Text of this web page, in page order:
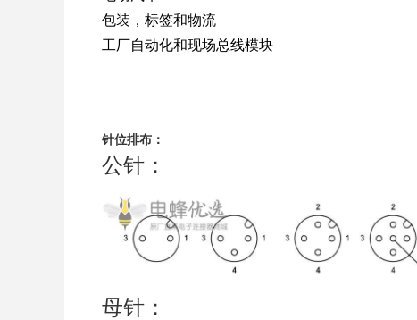
包装，标签和物流
工厂自动化和现场总线模块
针位排布：
公针：
母针：